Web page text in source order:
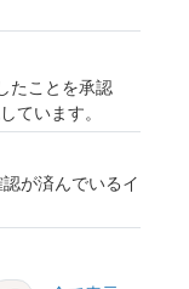
たことを承認
ています。
が済んでいるイ